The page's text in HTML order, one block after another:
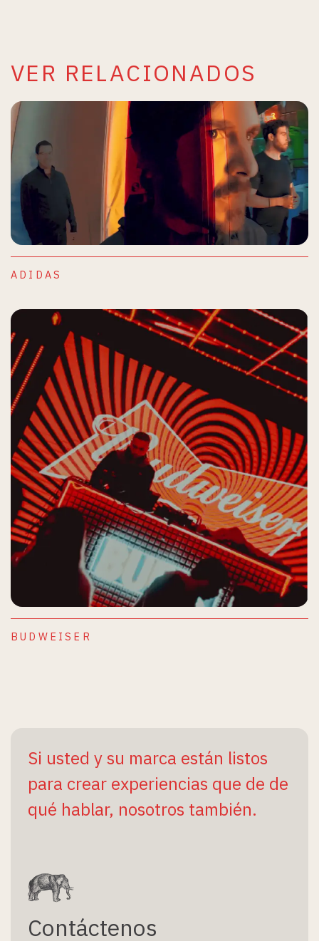
VER RELACIONADOS
ADIDAS
BUDWEISER
Si usted y su marca están listos
para crear experiencias que de de
qué hablar, nosotros también.
Contáctenos